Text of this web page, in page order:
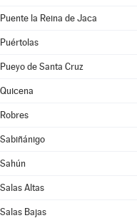
Puente la Reina de Jaca
Puértolas
Pueyo de Santa Cruz
Quicena
Robres
Sabiñánigo
Sahún
Salas Altas
Salas Bajas